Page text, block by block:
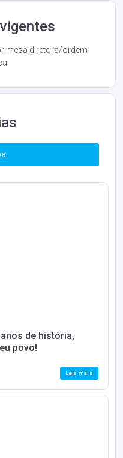
mesa diretora/ordem
de história,
povo!
Leia mais